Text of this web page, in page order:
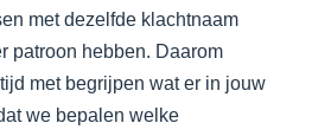
met dezelfde klachtnaam
patroon hebben. Daarom
met begrijpen wat er in jouw
we bepalen welke